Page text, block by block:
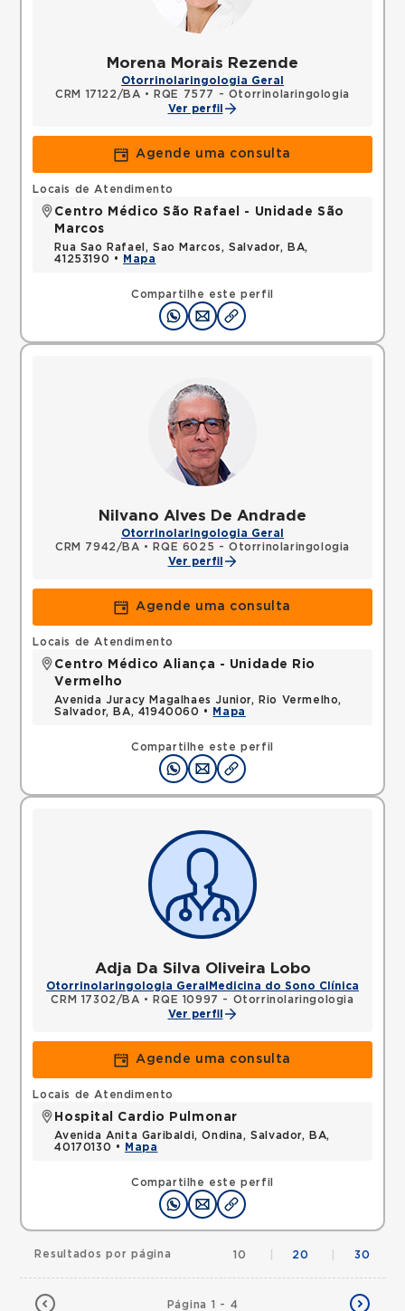
Morena Morais Rezende
Otorrinolaringologia Geral
CRM 17122/BA •
RQE 7577 - Otorrinolaringologia
Ver perfil
Agende uma consulta
Compartilhe este perfil
Locais de Atendimento
Centro Médico São Rafael - Unidade São
Marcos
Rua Sao Rafael, Sao Marcos, Salvador, BA,
41253190 •
Mapa
Nilvano Alves De Andrade
Otorrinolaringologia Geral
CRM 7942/BA •
RQE 6025 - Otorrinolaringologia
Ver perfil
Agende uma consulta
Compartilhe este perfil
Locais de Atendimento
Centro Médico Aliança - Unidade Rio
Vermelho
Avenida Juracy Magalhaes Junior, Rio Vermelho,
Salvador, BA, 41940060 •
Mapa
Adja Da Silva Oliveira Lobo
Otorrinolaringologia Geral Medicina do Sono Clínica
CRM 17302/BA •
RQE 10997 - Otorrinolaringologia
Ver perfil
Agende uma consulta
Compartilhe este perfil
Locais de Atendimento
Hospital Cardio Pulmonar
Avenida Anita Garibaldi, Ondina, Salvador, BA,
40170130 •
Mapa
Página 1 - 4
Resultados por página 10 20 30